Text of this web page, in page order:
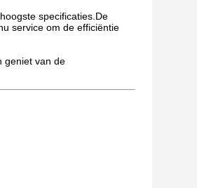
specificaties.De
service om de efficiëntie
geniet van de